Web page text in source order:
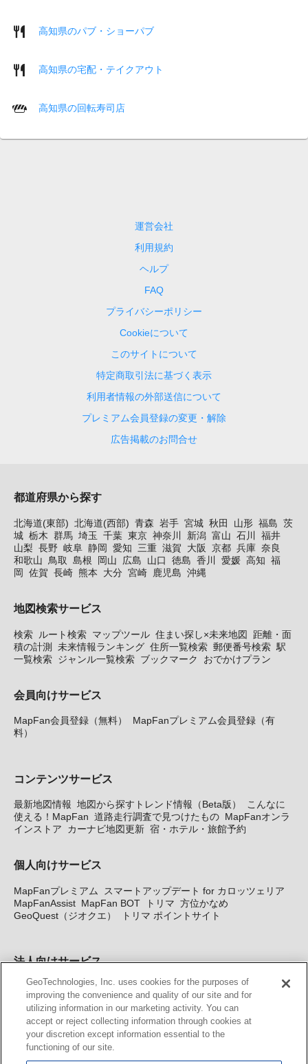
高知県のパブ・ショーパブ
高知県の宅配・テイクアウト
高知県の回転寿司店
運営会社
利用規約
ヘルプ
FAQ
プライバシーポリシー
Cookieについて
このサイトについて
特定商取引法に基づく表示
利用者情報の外部送信について
プレミアム会員登録の変更・解除
広告掲載のお問合せ
都道府県から探す
北海道(東部) 北海道(西部) 青森 岩手 宮城 秋田 山形 福島 茨
城 栃木 群馬 埼玉 千葉 東京 神奈川 新潟 富山 石川
福井
山梨 長野 岐阜 静岡 愛知 三重 滋賀 大阪 京都 兵庫 奈良
和歌山
鳥取 島根 岡山 広島 山口 徳島 香川 愛媛 高知 福
岡
佐賀 長崎 熊本 大分 宮崎 鹿児島 沖縄
地図検索サービス
検索 ルート検索 マップツール 住まい探し×未来地図
距離・面
積の計測 未来情報ランキング 住所一覧検索 郵便番号検索 駅
一覧検索 ジャンル一覧検索 ブックマーク おでかけプラン
会員向けサービス
MapFan会員登録（無料）
MapFanプレミアム会員登録（有
料）
コンテンツサービス
最新地図情報 地図から探すトレンド情報（Beta版）
こんなに
使える！MapFan 道路走行調査で見つけたもの MapFanオンラ
インストア
カーナビ地図更新 宿・ホテル・旅館予約
個人向けサービス
MapFanプレミアム
スマートアップデート for カロッツェリア
MapFanAssist MapFan BOT トリマ 方位かなめ
GeoQuest（ジオクエ）
トリマ ポイントサイト
法人向けサービス
法人向け地図・位置情報サービス WEBサイト・システム向け地
図API Windows PC向け地図開発キット MapFan DB 住所確認
サービス
MAP WORLD+ トリマ広告 Geo-Research
カーナビ地図更新サービス
GeoTechnologies, Inc. uses cookies for the purposes of
improving the convenience and quality of our site and for
utilizing information in our marketing activity. You can
accept or reject collecting information through cookies at
your discretion except information essential to the
functioning of our site.